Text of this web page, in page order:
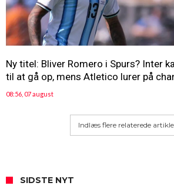
Ny titel: Bliver Romero i Spurs? Inter
til at gå op, mens Atletico lurer på
08:56, 07 august
Indlæs flere relaterede
SIDSTE NYT